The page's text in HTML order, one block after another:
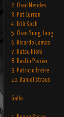
2. Chad Mendes
3. Pat Curran
4. Erik Koch
5. Chan Sung Jung
6. Ricardo Lamas
7. Hatsu Hioki
8. Dustin Poirier
9. Patricio Freire
10. Daniel Straus
Gallo